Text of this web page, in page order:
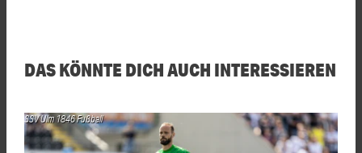
DAS KÖNNTE DICH AUCH INTERESSIEREN
SSV Ulm 1846 Fußball